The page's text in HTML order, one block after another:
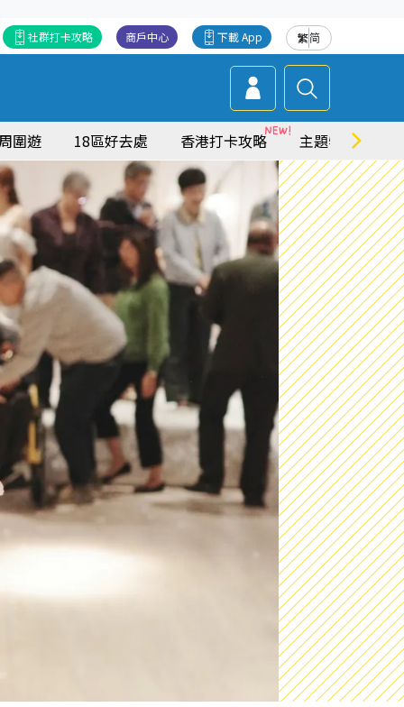
繁简
下載 App
商戶中心
社群打卡攻略
圍遊 18區好去處 香港打卡攻略 主題特集